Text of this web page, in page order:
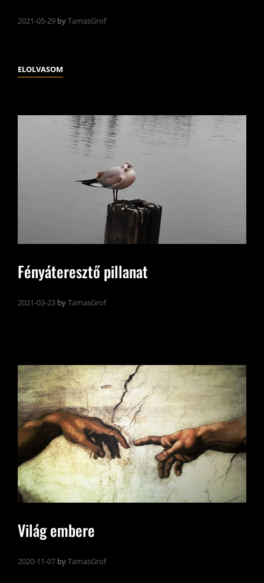
2021-05-29 byTamasGrof
ELOLVASOMSZÜRKESÉGÜNK
Fényáteresztő pillanat
2021-03-23 byTamasGrof
Világ embere
2020-11-07 byTamasGrof